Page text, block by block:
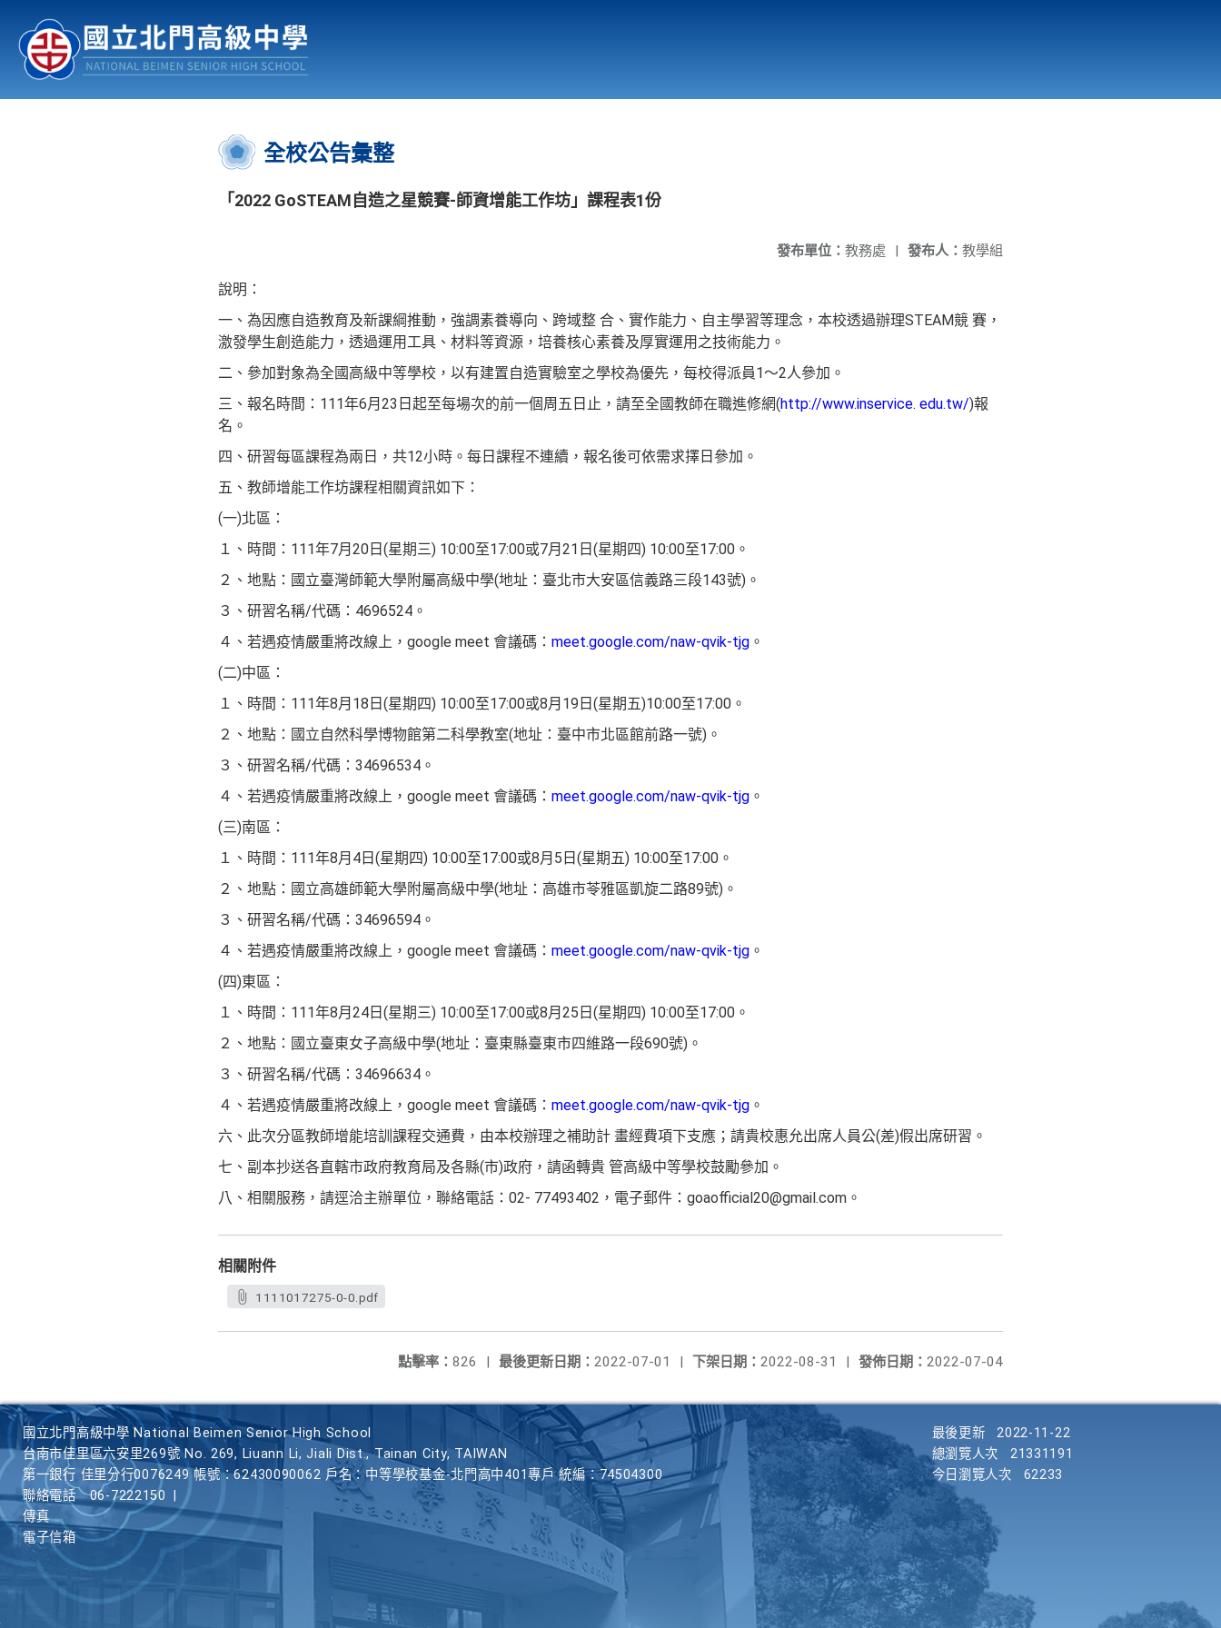
認識北中 行事曆
:::
全校公告彙整
「2022 GoSTEAM自造之星競賽-師資增能工作坊」課程表1份
發布人： 教學組
發布單位： 教務處 |
說明：
一、為因應自造教育及新課綱推動，強調素養導向、跨域整 合、實作能力、自主學習等理念，本校透過辦理STEAM競 賽，
激發學生創造能力，透過運用工具、材料等資源，培養核心素養及厚實運用之技術能力。
二、參加對象為全國高級中等學校，以有建置自造實驗室之學校為優先，每校得派員1～2人參加。
三、報名時間：111年6月23日起至每場次的前一個周五日止，請至全國教師在職進修網(http://www.inservice. edu.tw/)報
名。
四、研習每區課程為兩日，共12小時。每日課程不連續，報名後可依需求擇日參加。
五、教師增能工作坊課程相關資訊如下：
(一)北區：
１、時間：111年7月20日(星期三) 10:00至17:00或7月21日(星期四) 10:00至17:00。
２、地點：國立臺灣師範大學附屬高級中學(地址：臺北市大安區信義路三段143號)。
３、研習名稱/代碼：4696524。
４、若遇疫情嚴重將改線上，google meet 會議碼： meet.google.com/naw-qvik-tjg 。
(二)中區：
１、時間：111年8月18日(星期四) 10:00至17:00或8月19日(星期五)10:00至17:00。
２、地點：國立自然科學博物館第二科學教室(地址：臺中市北區館前路一號)。
３、研習名稱/代碼：34696534。
４、若遇疫情嚴重將改線上，google meet 會議碼： meet.google.com/naw-qvik-tjg 。
(三)南區：
１、時間：111年8月4日(星期四) 10:00至17:00或8月5日(星期五) 10:00至17:00。
２、地點：國立高雄師範大學附屬高級中學(地址：高雄市苓雅區凱旋二路89號)。
３、研習名稱/代碼：34696594。
４、若遇疫情嚴重將改線上，google meet 會議碼： meet.google.com/naw-qvik-tjg 。
(四)東區：
１、時間：111年8月24日(星期三) 10:00至17:00或8月25日(星期四) 10:00至17:00。
２、地點：國立臺東女子高級中學(地址：臺東縣臺東市四維路一段690號)。
３、研習名稱/代碼：34696634。
４、若遇疫情嚴重將改線上，google meet 會議碼： meet.google.com/naw-qvik-tjg 。
六、此次分區教師增能培訓課程交通費，由本校辦理之補助計 畫經費項下支應；請貴校惠允出席人員公(差)假出席研習。
七、副本抄送各直轄市政府教育局及各縣(市)政府，請函轉貴 管高級中等學校鼓勵參加。
八、相關服務，請逕洽主辦單位，聯絡電話：02- 77493402，電子郵件：goaofficial20@gmail.com。
相關附件
1111017275-0-0.pdf
發佈日期： 2022-07-04
下架日期： 2022-08-31 |
最後更新日期： 2022-07-01 |
點擊率： 826 |
國立北門高級中學 National Beimen Senior High School
台南市佳里區六安里269號 No. 269, Liuann Li, Jiali Dist., Tainan City, TAIWAN
第一銀行 佳里分行0076249 帳號：62430090062 戶名：中等學校基金-北門高中401專戶 統編：74504300
聯絡電話
06-7222150
傳真
電子信箱
最後更新
2022-11-22
總瀏覽人次
21331191
今日瀏覽人次
62233